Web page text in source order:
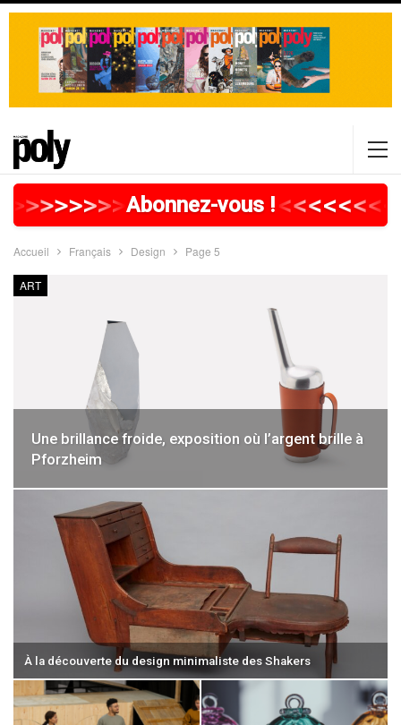
>>>>>>>>>>>>>>>>>
Abonnez-vous !<<<<<<<<
Accueil Français Design Page 5
ART
Une brillance froide, exposition où l’argent brille à
Pforzheim
À la découverte du design minimaliste des Shakers